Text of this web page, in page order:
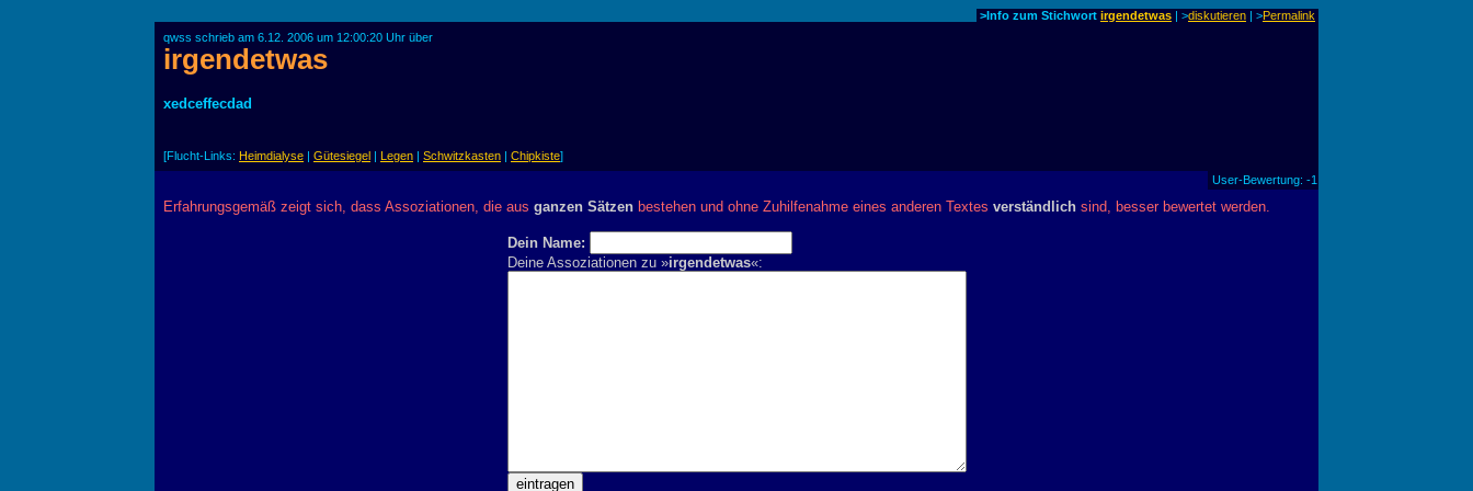
>Info zum Stichwort irgendetwas | >diskutieren | >Permalink
qwss schrieb am 6.12. 2006 um 12:00:20 Uhr über
irgendetwas
xedceffecdad
[Flucht-Links: Heimdialyse | Gütesiegel | Legen | Schwitzkasten | Chipkiste]
User-Bewertung: -1
Erfahrungsgemäß zeigt sich, dass Assoziationen, die aus ganzen Sätzen bestehen und ohne Zuhilfenahme eines anderen Textes verständlich sind, besser bewertet werden.
Dein Name:
Deine Assoziationen zu »irgendetwas«: